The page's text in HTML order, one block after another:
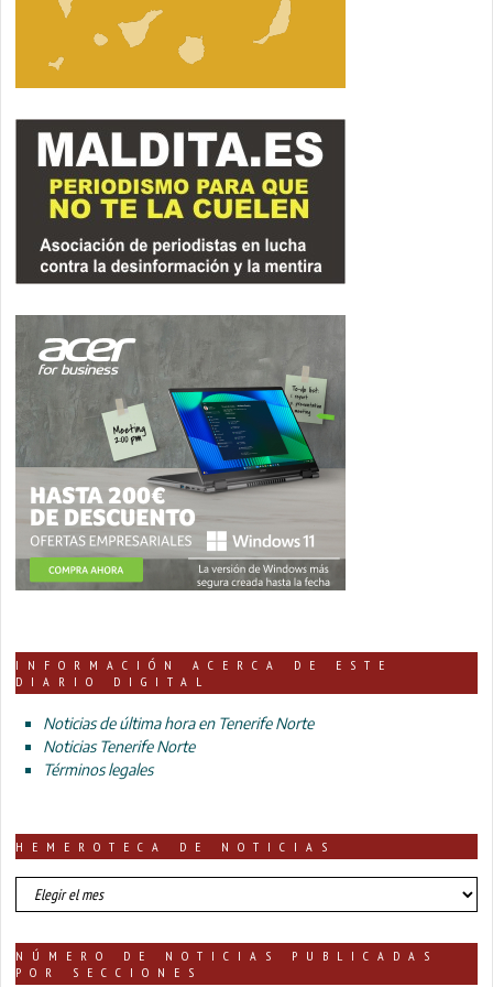
INFORMACIÓN ACERCA DE ESTE
DIARIO DIGITAL
Noticias de última hora en Tenerife Norte
Noticias Tenerife Norte
Términos legales
HEMEROTECA DE NOTICIAS
HEMEROTECA
DE
NÚMERO DE NOTICIAS PUBLICADAS
POR SECCIONES